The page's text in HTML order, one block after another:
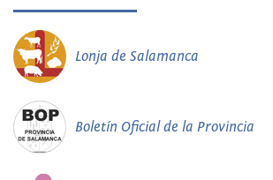
Lonja de Salamanca
Boletín Oficial de la Provincia